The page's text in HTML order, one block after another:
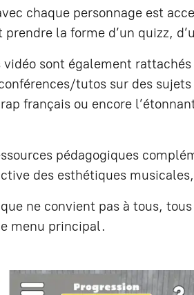
chaque personnage est
la forme d’un quizz,
sont également rattachés
tutos sur des
français ou encore
pédagogiques
des esthétiques
ne convient pas à tous,
menu principal.